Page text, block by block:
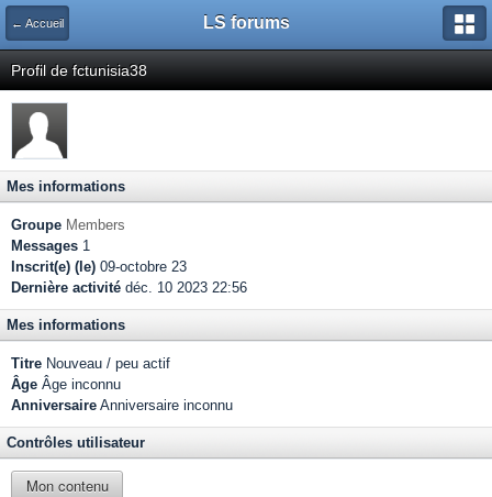
← Accueil LS forums
Profil de fctunisia38
Mes informations
Groupe Members
Messages 1
Inscrit(e) (le) 09-octobre 23
Dernière activité déc. 10 2023 22:56
Mes informations
Titre Nouveau / peu actif
Âge Âge inconnu
Anniversaire Anniversaire inconnu
Contrôles utilisateur
Mon contenu